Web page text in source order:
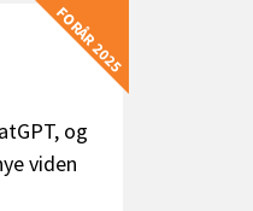
FORÅR 2025
og
viden